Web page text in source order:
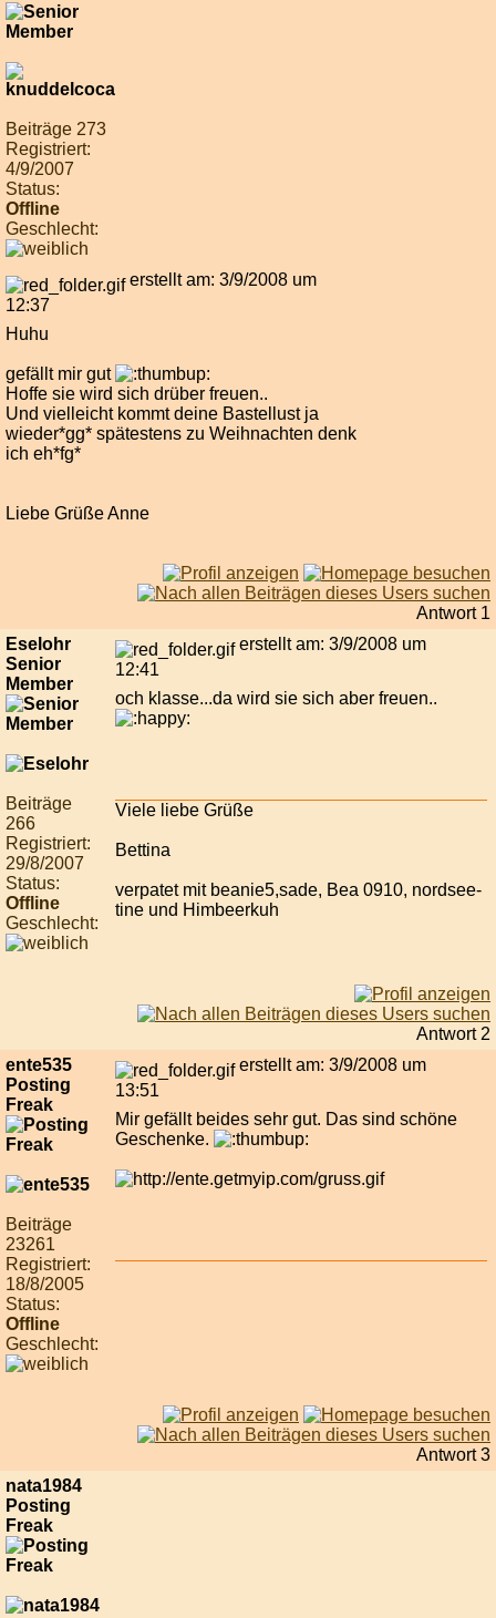
Beiträge 273
Registriert:
4/9/2007
Status:
Offline
Geschlecht:
erstellt am: 3/9/2008 um
12:37
Huhu
gefällt mir gut
Hoffe sie wird sich drüber freuen..
Und vielleicht kommt deine Bastellust ja
wieder*gg* spätestens zu Weihnachten denk
ich eh*fg*
Liebe Grüße Anne
Antwort 1
Eselohr
Senior
Member
Beiträge
266
Registriert:
29/8/2007
Status:
Offline
Geschlecht:
erstellt am: 3/9/2008 um
12:41
och klasse...da wird sie sich aber freuen..
Viele liebe Grüße
Bettina
verpatet mit beanie5,sade, Bea 0910, nordsee-
tine und Himbeerkuh
Antwort 2
ente535
Posting
Freak
Beiträge
23261
Registriert:
18/8/2005
Status:
Offline
Geschlecht:
erstellt am: 3/9/2008 um
13:51
Mir gefällt beides sehr gut. Das sind schöne
Geschenke.
Antwort 3
nata1984
Posting
Freak